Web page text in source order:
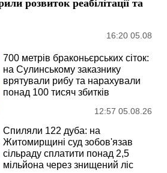
16:20 05.08
700 метрів браконьєрських сіток:
на Сулинському заказнику
врятували рибу та нарахували
понад 100 тисяч збитків
12:57 05.08.26
Спиляли 122 дуба: на
Житомирщині суд зобов'язав
сільраду сплатити понад 2,5
мільйона через знищений ліс